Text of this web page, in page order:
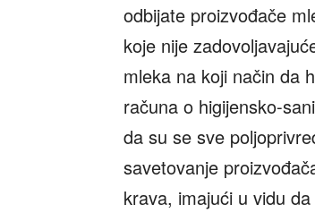
odbijate proizvođače
koje nije
mleka na koji način da
računa o higijensko-
da su se sve
savetovanje
krava, imajući u vidu